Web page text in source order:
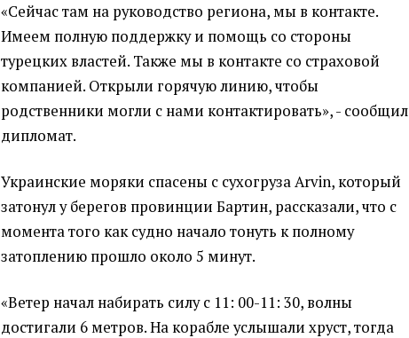
«Сейчас там на руководство региона, мы в контакте.
Имеем полную поддержку и помощь со стороны
турецких властей. Также мы в контакте со страховой
компанией. Открыли горячую линию, чтобы
родственники могли с нами контактировать», - сообщил
дипломат.
Украинские моряки спасены с сухогруза Arvin, который
затонул у берегов провинции Бартин, рассказали, что с
момента того как судно начало тонуть к полному
затоплению прошло около 5 минут.
«Ветер начал набирать силу с 11: 00-11: 30, волны
достигали 6 метров. На корабле услышали хруст, тогда